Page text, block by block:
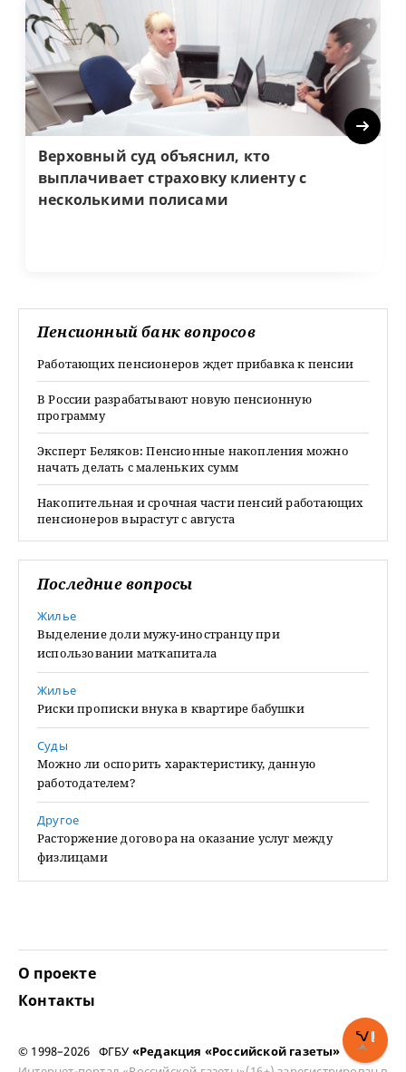
Верховный суд объяснил, кто
выплачивает страховку клиенту с
несколькими полисами
Next
Пенсионный банк вопросов
Работающих пенсионеров ждет прибавка к пенсии
В России разрабатывают новую пенсионную
программу
Эксперт Беляков: Пенсионные накопления можно
начать делать с маленьких сумм
Накопительная и срочная части пенсий работающих
пенсионеров вырастут с августа
Последние вопросы
Жилье
Выделение доли мужу-иностранцу при
использовании маткапитала
Жилье
Риски прописки внука в квартире бабушки
Суды
Можно ли оспорить характеристику, данную
работодателем?
Другое
Расторжение договора на оказание услуг между
физлицами
О проекте
Контакты
© 1998–2026 ФГБУ «Редакция «Российской газеты»